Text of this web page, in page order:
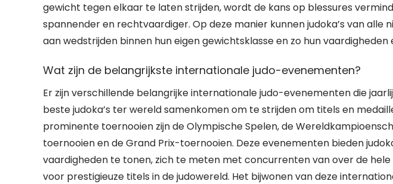
gewicht tegen elkaar te laten strijden, wordt de kans op blessures
spannender en rechtvaardiger. Op deze manier kunnen judoka’s van alle
aan wedstrijden binnen hun eigen gewichtsklasse en zo hun
Wat zijn de belangrijkste internationale judo-evenementen?
Er zijn verschillende belangrijke internationale judo-evenementen die
beste judoka’s ter wereld samenkomen om te strijden om titels en
prominente toernooien zijn de Olympische Spelen, de
toernooien en de Grand Prix-toernooien. Deze evenementen bieden
vaardigheden te tonen, zich te meten met concurrenten van over de
voor prestigieuze titels in de judowereld. Het bijwonen van deze